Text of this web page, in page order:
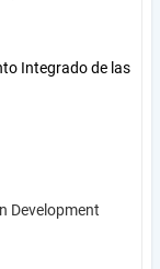
Integrado de las
Development